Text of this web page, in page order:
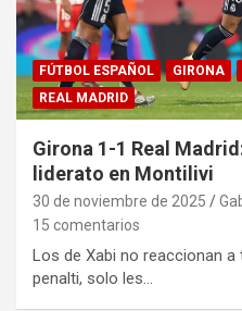
FÚTBOL ESPAÑOL GIRONA
REAL MADRID
Girona 1-1 Real
liderato en Montilivi
30 de noviembre de 2025
15 comentarios
Los de Xabi no reaccionan a
penalti, solo les…